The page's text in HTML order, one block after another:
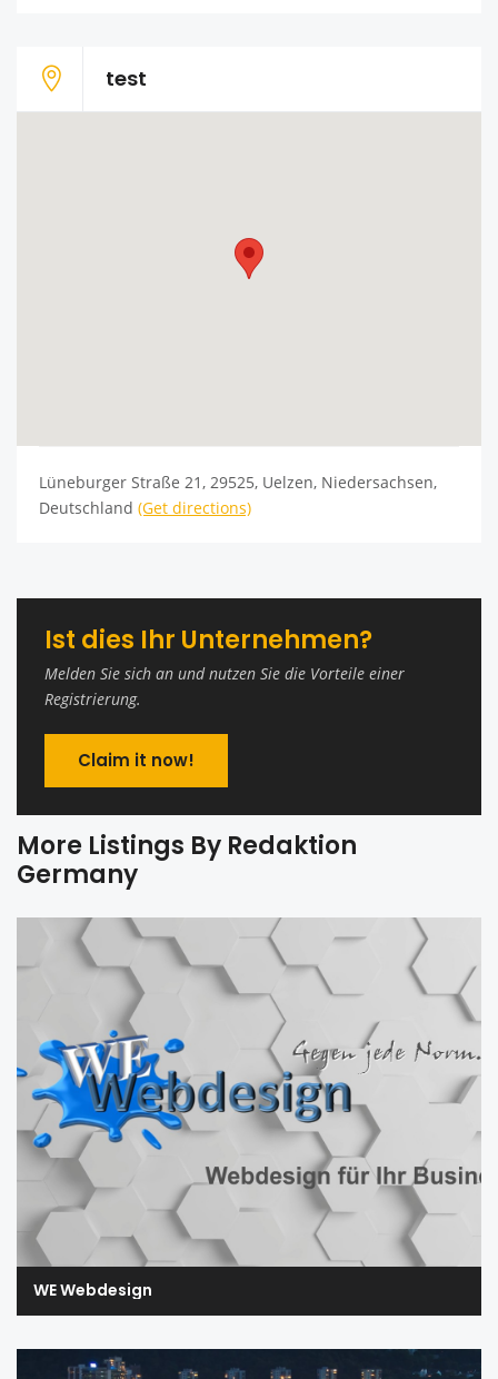
test
Lüneburger Straße 21, 29525, Uelzen, Niedersachsen,
Deutschland (Get directions)
Ist dies Ihr Unternehmen?
Melden Sie sich an und nutzen Sie die Vorteile einer
Registrierung.
Claim it now!
More Listings By Redaktion
Germany
WE Webdesign